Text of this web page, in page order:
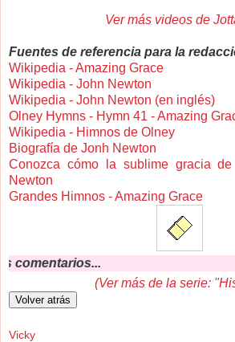
Ver más videos de
Fuentes de referencia para la
Wikipedia - Amazing Grace
Wikipedia - John Newton
Wikipedia - John Newton (en inglés)
Olney Hymns - Hymn 41 - Amazing
Wikipedia - Himnos de Olney
Biografía de Jonh Newton
Conozca cómo la sublime gracia
Newton
Grandes Himnos - Amazing Grace
(Ver más de la serie:
Vicky